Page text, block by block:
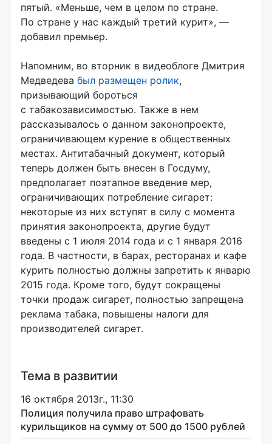
пятый. «Меньше, чем в целом по стране.
По стране у нас каждый третий курит», —
добавил премьер.
Напомним, во вторник в видеоблоге Дмитрия
Медведева был размещен ролик,
призывающий бороться
с табакозависимостью. Также в нем
рассказывалось о данном законопроекте,
ограничивающем курение в общественных
местах. Антитабачный документ, который
теперь должен быть внесен в Госдуму,
предполагает поэтапное введение мер,
ограничивающих потребление сигарет:
некоторые из них вступят в силу с момента
принятия законопроекта, другие будут
введены с 1 июля 2014 года и с 1 января 2016
года. В частности, в барах, ресторанах и кафе
курить полностью должны запретить к январю
2015 года. Кроме того, будут сокращены
точки продаж сигарет, полностью запрещена
реклама табака, повышены налоги для
производителей сигарет.
Тема в развитии
16 октября 2013г., 11:30
Полиция получила право штрафовать
курильщиков на сумму от 500 до 1500 рублей